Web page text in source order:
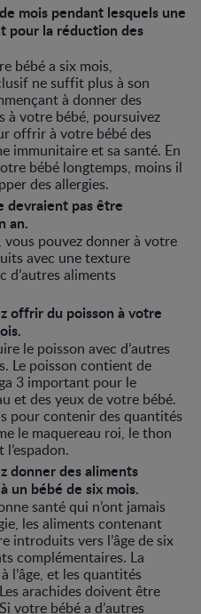
mois pendant lesquels une
pour la réduction des
bébé a six mois,
ne suffit plus à son
à donner des
à votre bébé, poursuivez
offrir à votre bébé des
immunitaire et sa santé. En
bébé longtemps, moins il
des allergies.
devraient pas être
an.
pouvez donner à votre
avec une texture
d’autres aliments
offrir du poisson à votre
le poisson avec d’autres
Le poisson contient de
3 important pour le
et des yeux de votre bébé.
pour contenir des quantités
le maquereau roi, le thon
donner des aliments
un bébé de six mois.
santé qui n’ont jamais
les aliments contenant
introduits vers l’âge de six
complémentaires. La
l’âge, et les quantités
arachides doivent être
votre bébé a d’autres